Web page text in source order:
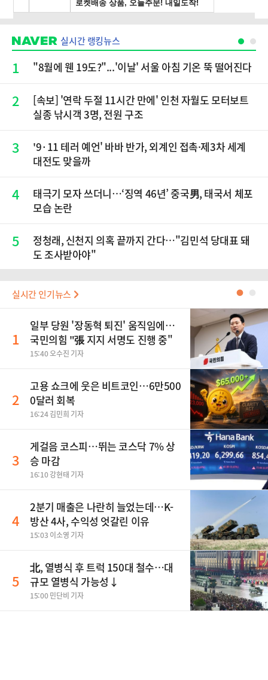
실시간 랭킹뉴스
1 "8월에 웬 19도?"...'이날' 서울 아침 기온 뚝 떨어진다
2
[속보] '연락 두절 11시간 만에' 인천 자월도 모터보트
실종 낚시객 3명, 전원 구조
3
'9·11 테러 예언' 바바 반가, 외계인 접촉·제3차 세계
대전도 맞을까
4
태극기 모자 쓰더니…‘징역 46년’ 중국男, 태국서 체포
모습 논란
5
정청래, 신천지 의혹 끝까지 간다…"김민석 당대표 돼
도 조사받아야"
실시간 인기뉴스 ●
1
일부 당원 '장동혁 퇴진' 움직임에…
국민의힘 "張 지지 서명도 진행 중"
15:40 오수진 기자
2
고용 쇼크에 웃은 비트코인…6만500
0달러 회복
16:24 김민희 기자
3
게걸음 코스피…뛰는 코스닥 7% 상
승 마감
16:10 강현태 기자
4
2분기 매출은 나란히 늘었는데…K-
방산 4사, 수익성 엇갈린 이유
15:03 이소영 기자
5
北, 열병식 후 트럭 150대 철수…대
규모 열병식 가능성↓
15:00 민단비 기자